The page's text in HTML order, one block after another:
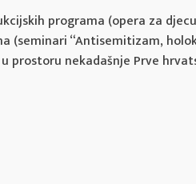
programa (opera za
(seminari “Antisemitizam,
prostoru nekadašnje Prve